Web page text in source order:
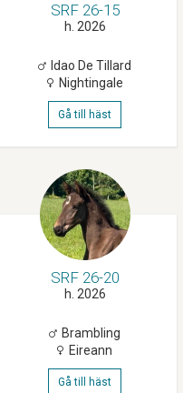
SRF 26-15
h. 2026
Idao De Tillard
Nightingale
Gå till häst
SRF 26-20
h. 2026
Brambling
Eireann
Gå till häst